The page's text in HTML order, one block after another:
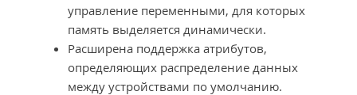
управление переменными, для которых
память выделяется динамически.
Расширена поддержка атрибутов,
определяющих распределение данных
между устройствами по умолчанию.